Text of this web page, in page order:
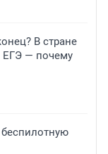
В стране
ЕГЭ — почему